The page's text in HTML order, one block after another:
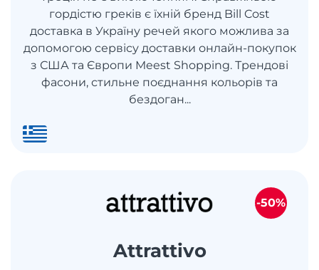
гордістю греків є їхній бренд Bill Cost
доставка в Україну речей якого можлива за
допомогою сервісу доставки онлайн-покупок
з США та Європи Meest Shopping. Трендові
фасони, стильне поєднання кольорів та
бездоган...
Attrattivo
-50%